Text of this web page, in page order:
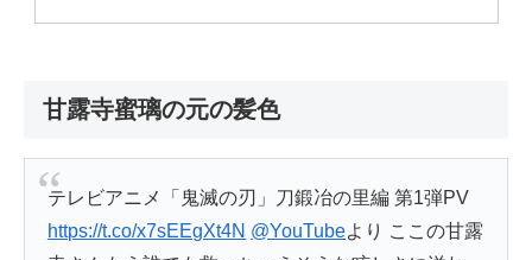
甘露寺蜜璃の元の髪色
テレビアニメ「鬼滅の刃」刀鍛冶の里編 第1弾PV
https://t.co/x7sEEgXt4N @YouTubeより ここの甘露